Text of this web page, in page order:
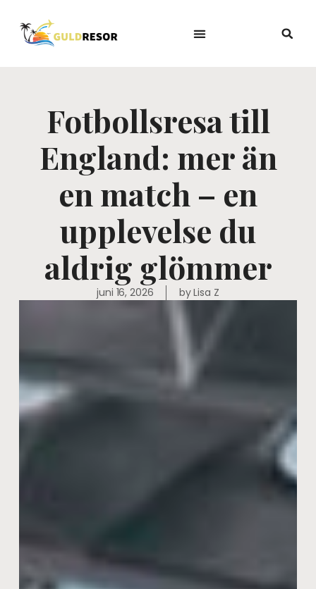
Fotbollsresa till
England: mer än
en match – en
upplevelse du
aldrig glömmer
juni 16, 2026 byLisa Z